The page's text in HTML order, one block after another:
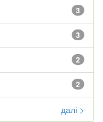
3
3
2
2
далі >